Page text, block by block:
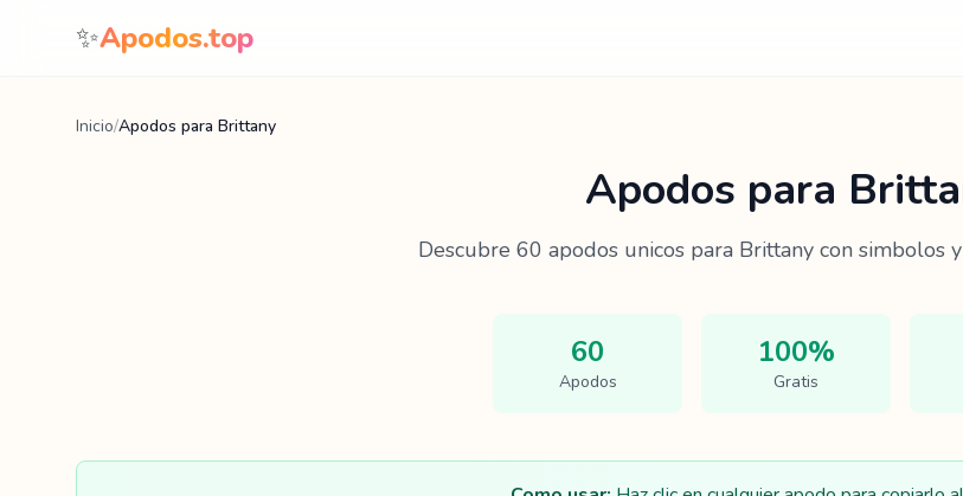
Saltar al contenido
✨Apodos.top
Inicio/Apodos para Brittany
Apodos para
Descubre 60 apodos unicos para Brittany con simbolos
60
Apodos
100%
Gratis